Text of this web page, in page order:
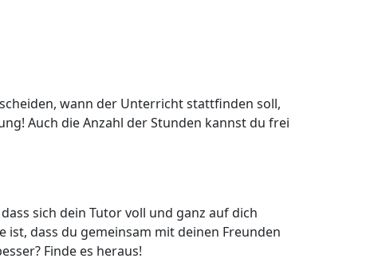
wann der Unterricht stattfinden soll,
Auch die Anzahl der Stunden kannst du frei
sich dein Tutor voll und ganz auf dich
dass du gemeinsam mit deinen Freunden
Finde es heraus!